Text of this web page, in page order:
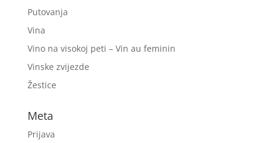
Putovanja
Vina
Vino na visokoj peti – Vin au feminin
Vinske zvijezde
Žestice
Meta
Prijava